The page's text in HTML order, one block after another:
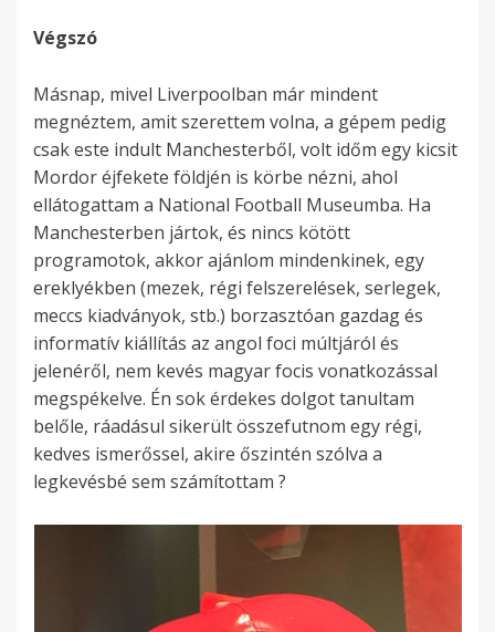
Végszó
Másnap, mivel Liverpoolban már mindent
megnéztem, amit szerettem volna, a gépem pedig
csak este indult Manchesterből, volt időm egy kicsit
Mordor éjfekete földjén is körbe nézni, ahol
ellátogattam a National Football Museumba. Ha
Manchesterben jártok, és nincs kötött
programotok, akkor ajánlom mindenkinek, egy
ereklyékben (mezek, régi felszerelések, serlegek,
meccs kiadványok, stb.) borzasztóan gazdag és
informatív kiállítás az angol foci múltjáról és
jelenéről, nem kevés magyar focis vonatkozással
megspékelve. Én sok érdekes dolgot tanultam
belőle, ráadásul sikerült összefutnom egy régi,
kedves ismerőssel, akire őszintén szólva a
legkevésbé sem számítottam ?